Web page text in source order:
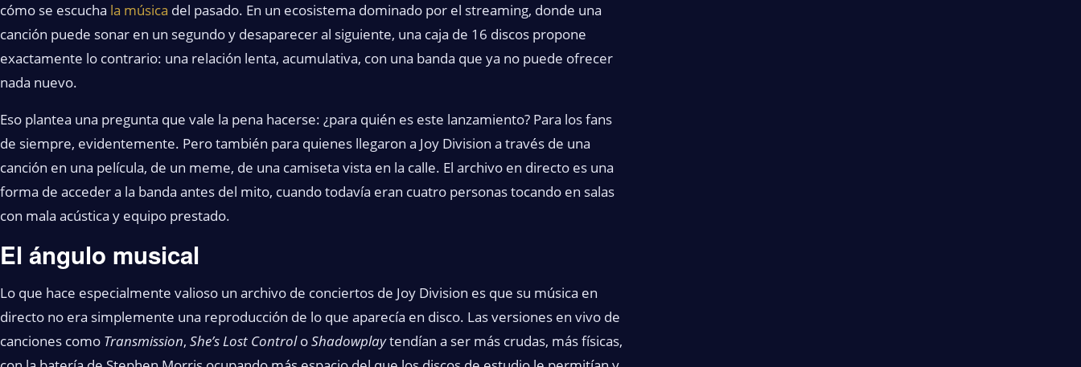
cómo se escucha la música del pasado. En un ecosistema dominado por el streaming, donde una
canción puede sonar en un segundo y desaparecer al siguiente, una caja de 16 discos propone
exactamente lo contrario: una relación lenta, acumulativa, con una banda que ya no puede ofrecer
nada nuevo.
Eso plantea una pregunta que vale la pena hacerse: ¿para quién es este lanzamiento? Para los fans
de siempre, evidentemente. Pero también para quienes llegaron a Joy Division a través de una
canción en una película, de un meme, de una camiseta vista en la calle. El archivo en directo es una
forma de acceder a la banda antes del mito, cuando todavía eran cuatro personas tocando en salas
con mala acústica y equipo prestado.
El ángulo musical
Lo que hace especialmente valioso un archivo de conciertos de Joy Division es que su música en
directo no era simplemente una reproducción de lo que aparecía en disco. Las versiones en vivo de
canciones como Transmission, She’s Lost ControloShadowplaytendían a ser más crudas, más físicas,